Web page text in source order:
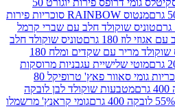
סקיטלס גומי דרופס פירות יוגורט 50
מנטוס RAINBOW סוכריות פירות
חלב עם שברי קרמל
טוניס שוקולד חלב
טוניס שוקולד מריר עם שקדים ומלח 180
עגבניות מרוסקות
סוכריות גומי סאוור פאץ' טרופיקל 80
שוקולד לבן לובקה
גומי קראנץ' מרשמלו